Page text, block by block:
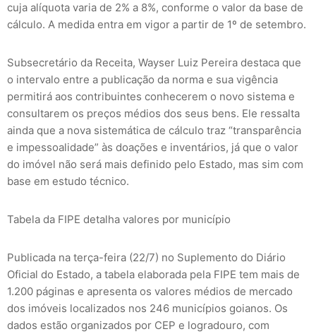
cuja alíquota varia de 2% a 8%, conforme o valor da base de
cálculo. A medida entra em vigor a partir de 1º de setembro.
Subsecretário da Receita, Wayser Luiz Pereira destaca que
o intervalo entre a publicação da norma e sua vigência
permitirá aos contribuintes conhecerem o novo sistema e
consultarem os preços médios dos seus bens. Ele ressalta
ainda que a nova sistemática de cálculo traz “transparência
e impessoalidade” às doações e inventários, já que o valor
do imóvel não será mais definido pelo Estado, mas sim com
base em estudo técnico.
Tabela da FIPE detalha valores por município
Publicada na terça-feira (22/7) no Suplemento do Diário
Oficial do Estado, a tabela elaborada pela FIPE tem mais de
1.200 páginas e apresenta os valores médios de mercado
dos imóveis localizados nos 246 municípios goianos. Os
dados estão organizados por CEP e logradouro, com